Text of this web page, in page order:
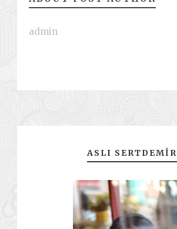
admin
ASLI SERTDEMIR